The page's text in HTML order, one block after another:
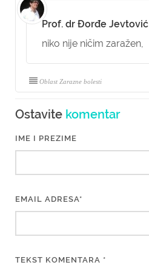
Prof. dr Đorđe Jevtović
niko nije ničim zaražen,
Oblast Zarazne bolesti
Ostavite komentar
IME I PREZIME
EMAIL ADRESA*
TEKST KOMENTARA *